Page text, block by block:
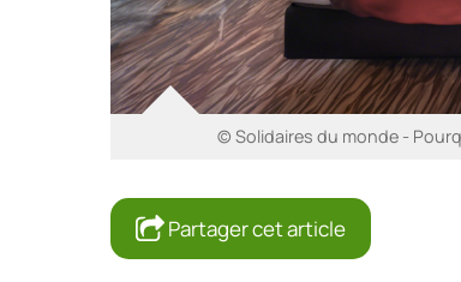
© Solidaires du monde -
Partager cet article